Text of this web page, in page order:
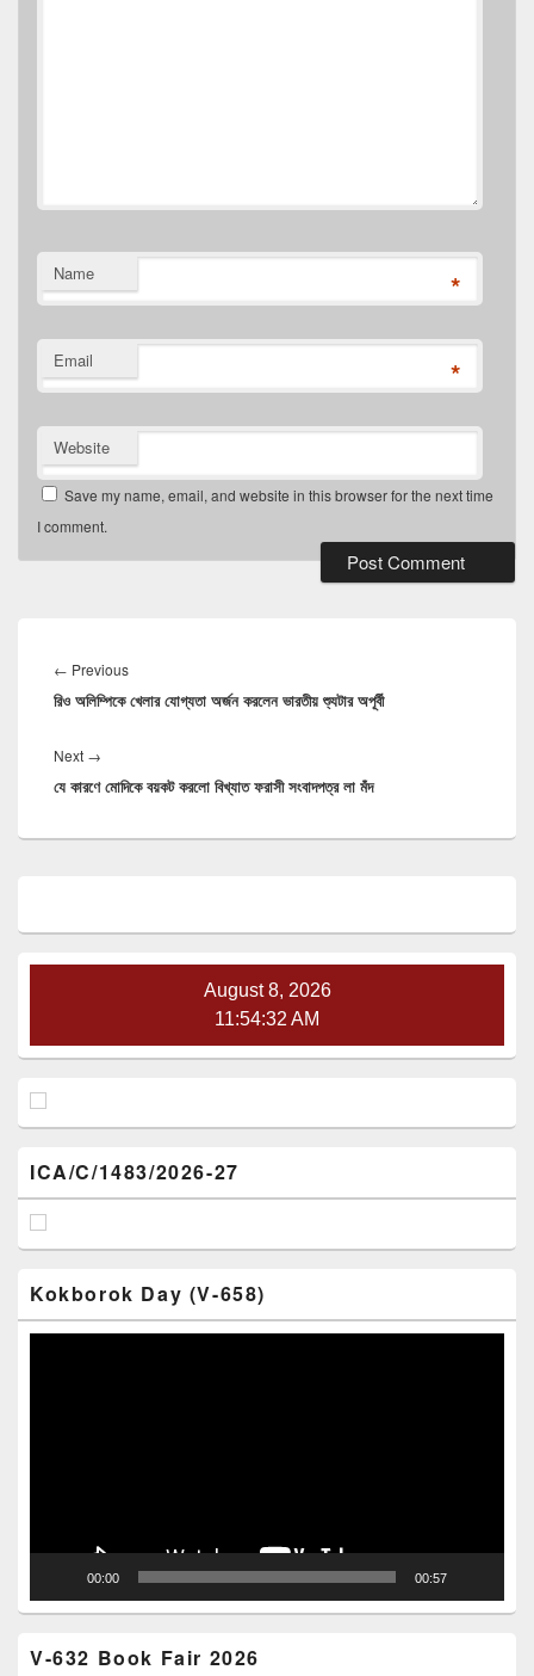
Name *
Email *
Website
Save my name, email, and website in this browser for the next time
I comment.
navigation
← PreviousPrevious
post:
রিও অলিম্পিকে খেলার যোগ্যতা অর্জন করলেন ভারতীয় শ্যুটার অপূর্বী
Next →
post:
যে কারণে মোদিকে বয়কট করলো বিখ্যাত ফরাসী সংবাদপত্র লা মঁদ
Widget
August 8, 2026
11:54:33 AM
ICA/C/1483/2026-27
Kokborok Day (V-658)
00:00 00:57
V-632 Book Fair 2026